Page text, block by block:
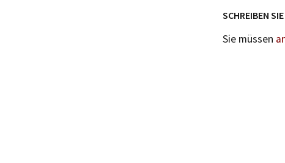
SCHREIBEN
Sie müssen